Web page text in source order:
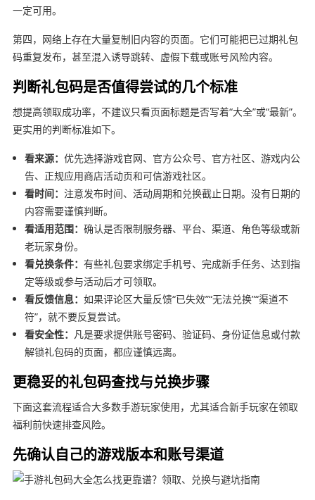
一定可用。
第四，网络上存在大量复制旧内容的页面。它们可能把已过期礼包
码重复发布，甚至混入诱导跳转、虚假下载或账号风险内容。
判断礼包码是否值得尝试的几个标准
想提高领取成功率，不建议只看页面标题是否写着“大全”或“最新”。
更实用的判断标准如下。
看来源： 优先选择游戏官网、官方公众号、官方社区、游戏内公
告、正规应用商店活动页和可信游戏社区。
看时间： 注意发布时间、活动周期和兑换截止日期。没有日期的
内容需要谨慎判断。
看适用范围： 确认是否限制服务器、平台、渠道、角色等级或新
老玩家身份。
看兑换条件： 有些礼包要求绑定手机号、完成新手任务、达到指
定等级或参与活动后才可领取。
看反馈信息： 如果评论区大量反馈“已失效”“无法兑换”“渠道不
符”，就不要反复尝试。
看安全性： 凡是要求提供账号密码、验证码、身份证信息或付款
解锁礼包码的页面，都应谨慎远离。
更稳妥的礼包码查找与兑换步骤
下面这套流程适合大多数手游玩家使用，尤其适合新手玩家在领取
福利前快速排查风险。
先确认自己的游戏版本和账号渠道